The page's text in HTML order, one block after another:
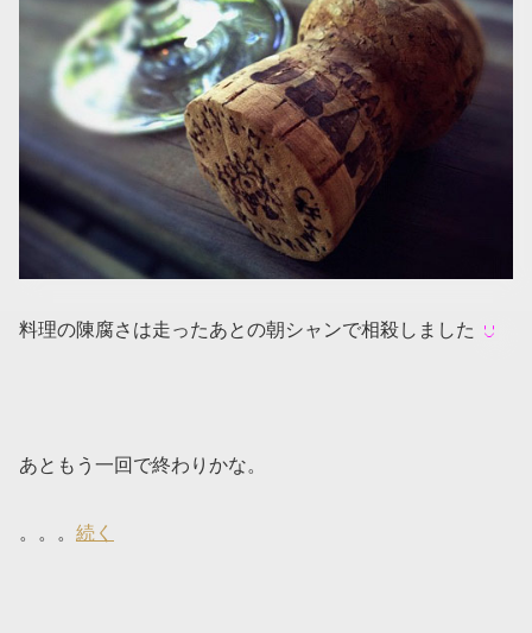
料理の陳腐さは走ったあとの朝シャンで相殺しました
あともう一回で終わりかな。
。。。 続く